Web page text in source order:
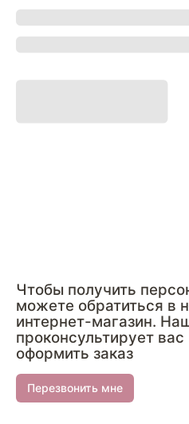
Чтобы получить
можете обратиться в
интернет-магазин.
проконсультирует
оформить заказ
Перезвонить мне